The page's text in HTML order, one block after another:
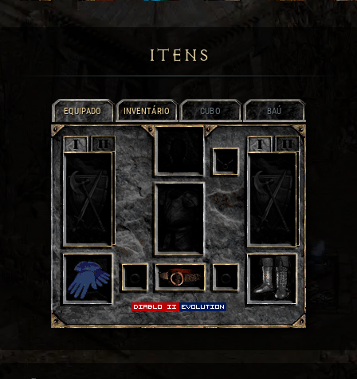
ITENS
EQUIPADO INVENTÁRIO CUBO BAÚ